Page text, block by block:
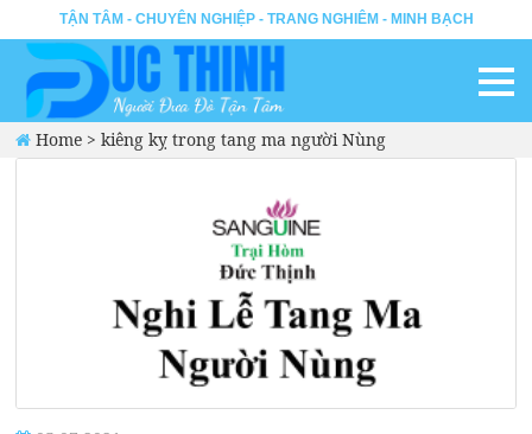
TẬN TÂM - CHUYÊN NGHIỆP - TRANG NGHIÊM - MINH BẠCH
Home >kiêng kỵ trong tang ma người Nùng